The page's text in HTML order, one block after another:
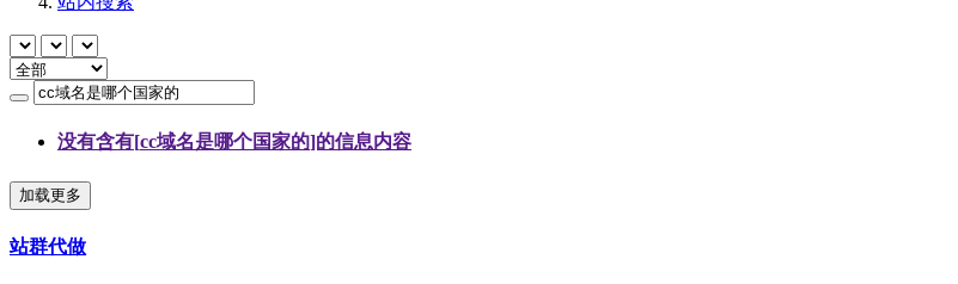
没有含有[cc域名是哪个国家的]的信息内容
加载更多
站群代做